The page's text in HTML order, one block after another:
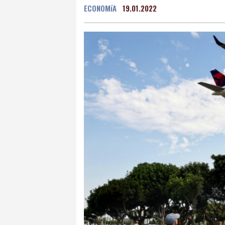
Mexico City
Caracas
Panama City
26 °C
ECONOMíA 19.01.2022